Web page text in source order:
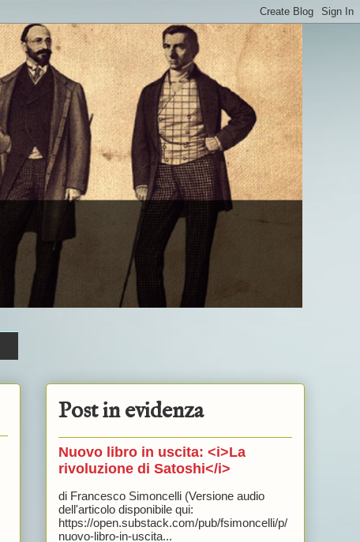
Post in evidenza
Nuovo libro in uscita: <i>La
rivoluzione di Satoshi</i>
di Francesco Simoncelli (Versione audio
dell'articolo disponibile qui:
https://open.substack.com/pub/fsimoncelli/p/
nuovo-libro-in-uscita...